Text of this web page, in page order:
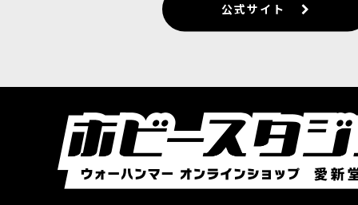
公式サイト